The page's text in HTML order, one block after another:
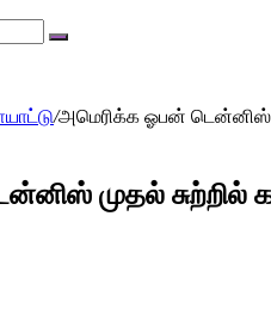
Search
/அமெரிக்க ஓபன் டென்னிஸ்
முதல் சுற்றில்